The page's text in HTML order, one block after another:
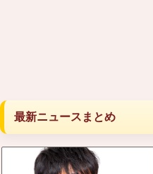
最新ニュースまとめ